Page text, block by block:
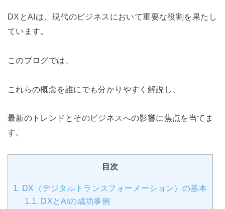
DXとAIは、現代のビジネスにおいて重要な役割を果たし
ています。
このブログでは、
これらの概念を誰にでも分かりやすく解説し、
最新のトレンドとそのビジネスへの影響に焦点を当てま
す。
目次
1. DX（デジタルトランスフォーメーション）の基本
1.1. DXとAIの成功事例